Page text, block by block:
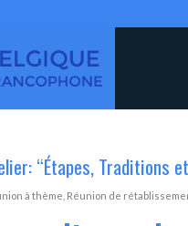
“Étapes, Traditions
à thème Réunion de